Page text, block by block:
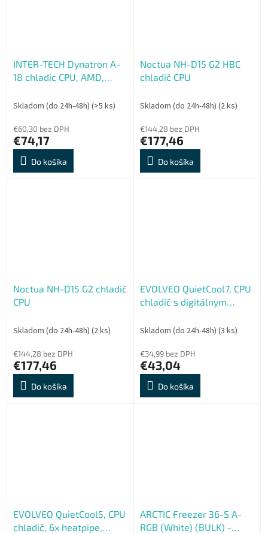
INTER-TECH Dynatron A-
18 chladic CPU, AMD,
socket (do 95W)
Skladom (do 24h-48h) (>5 ks)
€60,30 bez DPH
€74,17
Do košíka
Noctua NH-D15 G2 HBC
chladič CPU
Skladom (do 24h-48h) (2 ks)
€144,28 bez DPH
€177,46
Do košíka
Noctua NH-D15 G2 chladič
CPU
Skladom (do 24h-48h) (2 ks)
€144,28 bez DPH
€177,46
Do košíka
EVOLVEO QuietCool7, CPU
chladič s digitálnym
čierny
Skladom (do 24h-48h) (3 ks)
€34,99 bez DPH
€43,04
Do košíka
EVOLVEO QuietCool5, CPU
chladič, 6x heatpipe,
ARCTIC Freezer 36-S A-
RGB (White) (BULK) -